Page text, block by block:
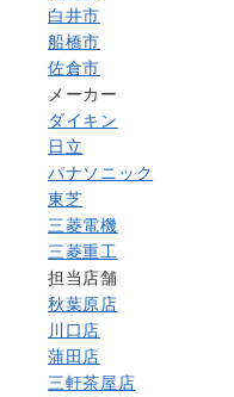
白井市
船橋市
佐倉市
メーカー
ダイキン
日立
パナソニック
東芝
三菱電機
三菱重工
担当店舗
秋葉原店
川口店
蒲田店
三軒茶屋店